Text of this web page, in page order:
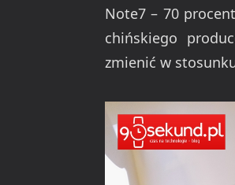
Note7 – 70
chińskiego
zmienić w